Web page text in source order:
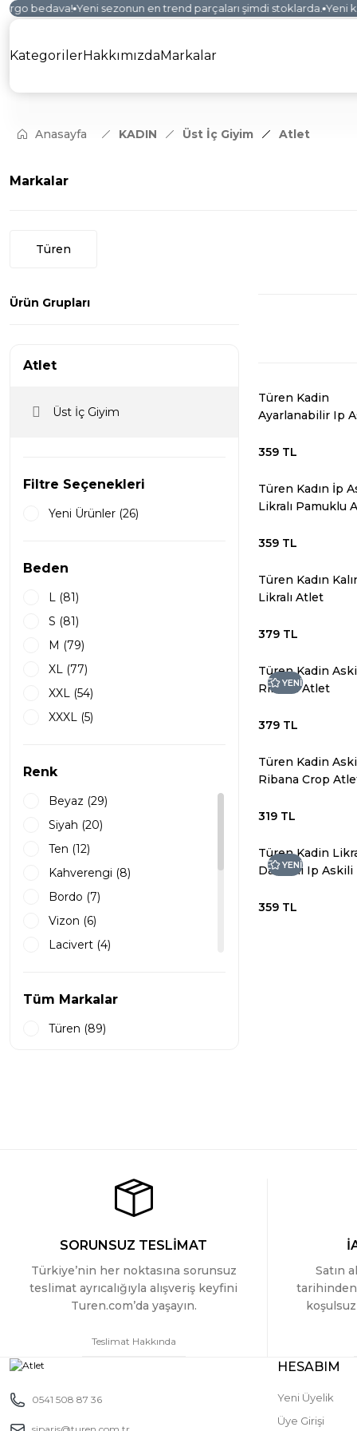
bedava! Yeni sezonun en trend parçaları şimdi stoklarda. Yeni
KategorilerHakkımızdaMarkalar
Anasayfa KADIN Üst İç Giyim Atlet
Markalar
Türen
Ürün Grupları
Atlet
Üst İç Giyim
Filtre Seçenekleri
Yeni Ürünler (26)
Beden
L (81)
S (81)
M (79)
XL (77)
XXL (54)
XXXL (5)
Renk
Beyaz (29)
Siyah (20)
Ten (12)
Kahverengi (8)
Bordo (7)
Vizon (6)
Lacivert (4)
Ekru (2)
Tüm Markalar
Türen (89)
Türen Kadin
Ayarlanabilir Ip
359 TL
Türen Kadın İp
Likralı Pamuklu
359 TL
Türen Kadın
Likralı Atlet
379 TL
YENİ
Türen Kadin
Ribana Atlet
379 TL
Türen Kadin
Ribana Crop
319 TL
YENİ
Türen Kadin
Dantelli Ip Askili
359 TL
SORUNSUZ TESLİMAT
Türkiye’nin her noktasına sorunsuz
teslimat ayrıcalığıyla alışveriş keyfini
Turen.com’da yaşayın.
Teslimat Hakkında
Satın
0541 508 87 36
HESABIM
Yeni Üyelik
Üye Girişi